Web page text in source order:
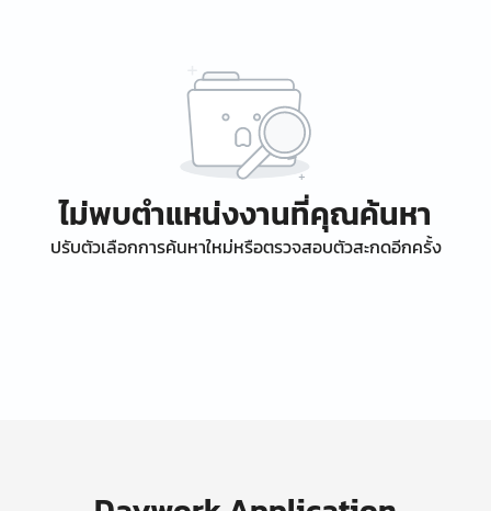
ไม่พบตำแหน่งงานที่คุณค้นหา
ปรับตัวเลือกการค้นหาใหม่หรือตรวจสอบตัวสะกดอีกครั้ง